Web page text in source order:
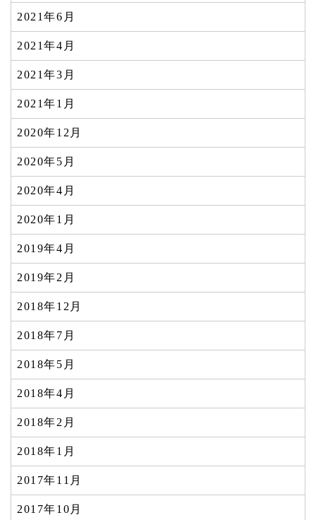
2021年6月
2021年4月
2021年3月
2021年1月
2020年12月
2020年5月
2020年4月
2020年1月
2019年4月
2019年2月
2018年12月
2018年7月
2018年5月
2018年4月
2018年2月
2018年1月
2017年11月
2017年10月